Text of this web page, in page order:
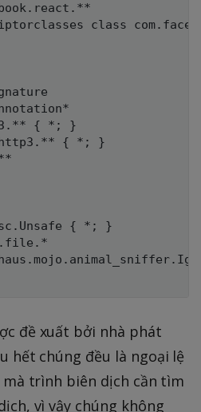
class
{ *; }
{ *; }
{ *; }
đề xuất bởi nhà phát
hết chúng đều là ngoại lệ
trình biên dịch cần tìm
vì vậy chúng không